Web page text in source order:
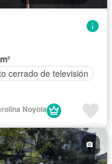
cerrado de televisión
Noyola